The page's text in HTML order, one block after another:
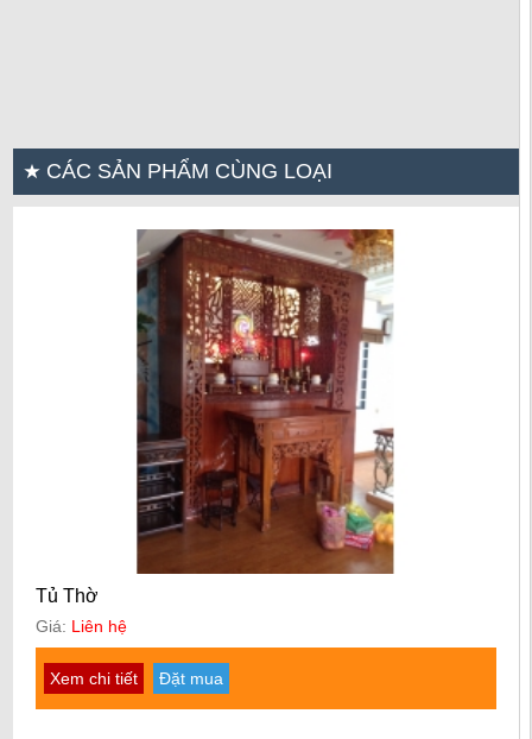
CÁC SẢN PHẨM CÙNG LOẠI
Tủ Thờ
Giá: Liên hệ
Xem chi tiết Đặt mua